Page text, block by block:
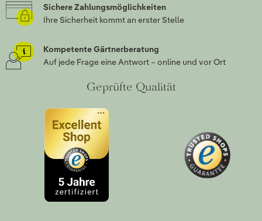
Sichere Zahlungsmöglichkeiten
Ihre Sicherheit kommt an erster Stelle
Kompetente Gärtnerberatung
Auf jede Frage eine Antwort – online und vor Ort
Geprüfte Qualität